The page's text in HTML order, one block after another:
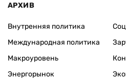
АРХИВ
Внутренняя политика
Международная политика
Макроуровень
Энергорынок